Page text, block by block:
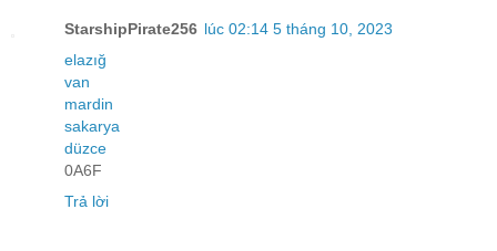
StarshipPirate256 lúc 02:14 5 tháng 10, 2023
elazığ
van
mardin
sakarya
düzce
0A6F
Trả lời